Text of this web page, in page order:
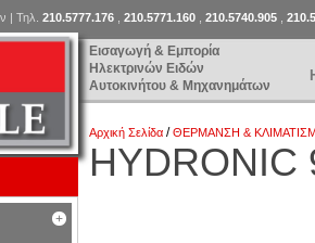
Εισαγωγή & Εμπορία
Ηλεκτρινών Ειδών
Αυτοκινήτου & Μηχανημάτων
| Τηλ. 210.5777.176 210.5771.160 210.5740.905
Αρχική Σελίδα /ΘΕΡΜΑΝΣΗ &
HYDRONIC